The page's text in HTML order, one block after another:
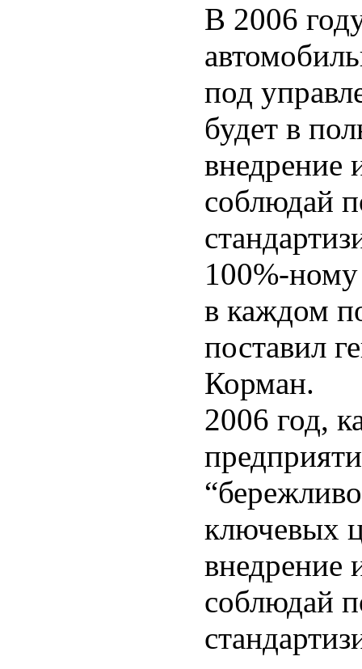
В 2006
под
будет в
внедрение
соблюдай
100%-
в каждом
поставил
Корман.
2006 год,
ключевых
внедрение
соблюдай